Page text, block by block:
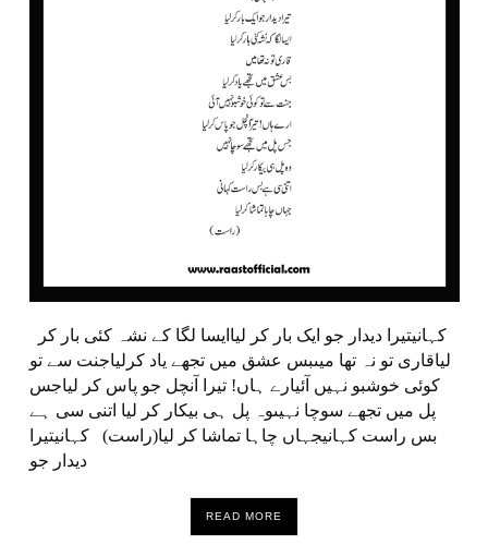
لیاقاری تو نہ تھا میںبس عشق میں تجھے یاد کرلیاجنت سے تو
کوئی خوشبو نہیں آئیارے ہاں! تیرا آنچل جو پاس کر لیاجس
پل میں تجھے سوچا نہیںوہ پل ہی بیکار کر لیا اتنی سی ہے
بس راست کہانیجہاں چاہا تماشا کر لیا(راست) کہانیتیرا
دیدار جو
READ MORE